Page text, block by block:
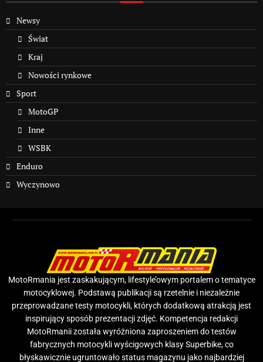
Newsy
Świat
Kraj
Nowości rynkowe
Sport
MotoGP
Inne
WSBK
Enduro
Wyczynowo
MotoRmania jest zaskakującym, lifestyle’owym portalem o tematyce
motocyklowej. Podstawą publikacji są rzetelnie i niezależnie
przeprowadzane testy motocykli, których dodatkową atrakcją jest
inspirujący sposób prezentacji zdjęć. Kompetencja redakcji
MotoRmanii została wyróżniona zaproszeniem do testów
fabrycznych motocykli wyścigowych klasy Superbike, co
błyskawicznie ugruntowało status magazynu jako najbardziej